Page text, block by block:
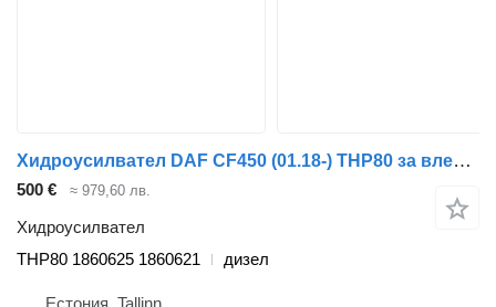
Хидроусилвател DAF CF450 (01.18-) THP80 за влекач DAF CF450, CF460 (2017-)
500 € ≈ 979,60 лв.
Хидроусилвател
THP80 1860625 1860621
дизел